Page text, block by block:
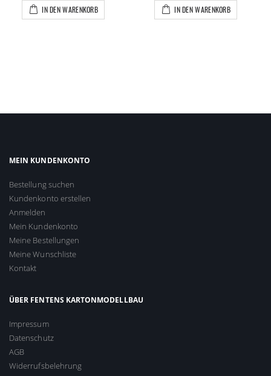
IN DEN WARENKORB IN DEN WARENKORB
MEIN KUNDENKONTO
Bestellung suchen
Kundenkonto erstellen
Anmelden
Mein Kundenkonto
Meine Bestellungen
Meine Wunschliste
Kontakt
ÜBER FENTENS KARTONMODELLBAU
Impressum
Datenschutz
AGB
Widerrufsbelehrung